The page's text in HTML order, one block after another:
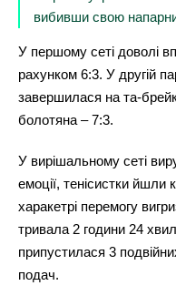
вибивши свою
У першому сеті доволі
рахунком 6:3. У другій
завершилася на та-
болотяна – 7:3.
У вирішальному сеті
емоції, тенісистки йшли
харакетрі перемогу
тривала 2 години 24
припустилася 3
подач.